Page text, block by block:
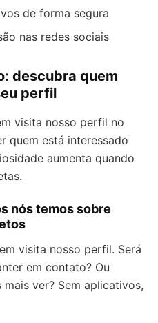
de forma segura
nas redes sociais
descubra quem
perfil
visita nosso perfil no
quem está interessado
aumenta quando
nós temos sobre
visita nosso perfil. Será
em contato? Ou
ver? Sem aplicativos,